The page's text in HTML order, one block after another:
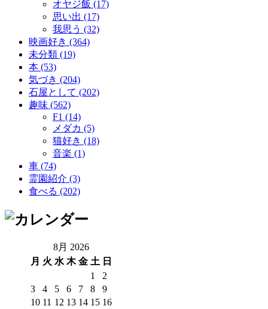
オヤジ飯 (17)
思い出 (17)
我思う (32)
映画好き (364)
未分類 (19)
本 (53)
気づき (204)
石屋として (202)
趣味 (562)
F1 (14)
メダカ (5)
猫好き (18)
音楽 (1)
車 (74)
霊園紹介 (3)
食べる (202)
8月 2026
月 火 水 木 金 土 日
1
2
3
4 5 6 7 8
9
10 11 12 13 14 15 16